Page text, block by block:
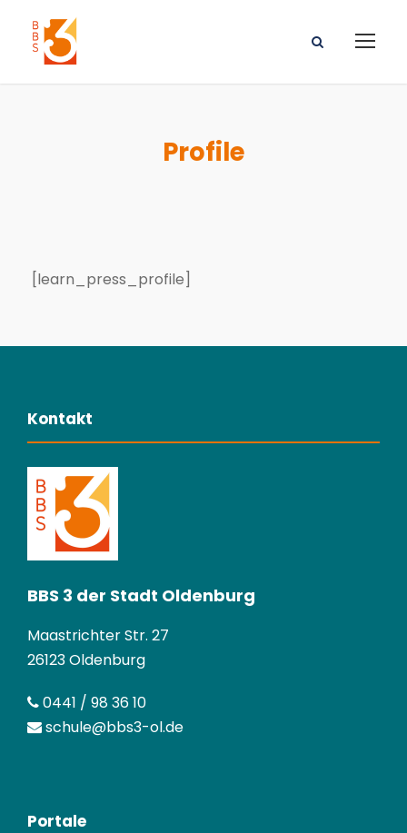
Profile
[learn_press_profile]
Kontakt
BBS 3 der Stadt Oldenburg
Maastrichter Str. 27
26123 Oldenburg
0441 / 98 36 10
schule@bbs3-ol.de
Portale